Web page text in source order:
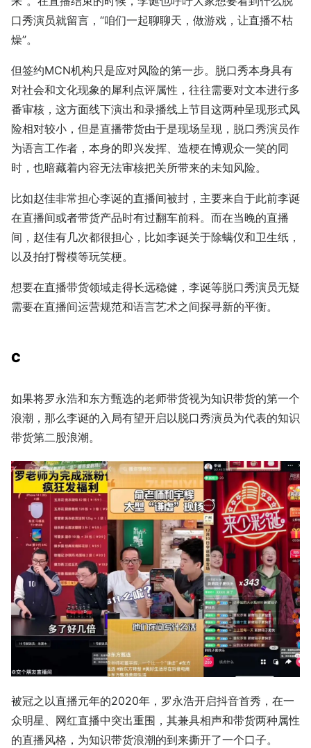
口秀演员就留言，“咱们一起聊聊天，做游戏，让直播不枯
燥”。
但签约MCN机构只是应对风险的第一步。脱口秀本身具有
对社会和文化现象的犀利点评属性，往往需要对文本进行多
番审核，这方面线下演出和录播线上节目这两种呈现形式风
险相对较小，但是直播带货由于是现场呈现，脱口秀演员作
为语言工作者，本身的即兴发挥、造梗在博观众一笑的同
时，也暗藏着内容无法审核把关所带来的未知风险。
比如赵佳非常担心李诞的直播间被封，主要来自于此前李诞
在直播间或者带货产品时有过翻车前科。而在当晚的直播
间，赵佳有几次都很担心，比如李诞关于除螨仪和卫生纸，
以及拍打臀模等玩笑梗。
想要在直播带货领域走得长远稳健，李诞等脱口秀演员无疑
需要在直播间运营规范和语言艺术之间探寻新的平衡。
C
如果将罗永浩和东方甄选的老师带货视为知识带货的第一个
浪潮，那么李诞的入局有望开启以脱口秀演员为代表的知识
带货第二股浪潮。
被冠之以直播元年的2020年，罗永浩开启抖音首秀，在一
众明星、网红直播中突出重围，其兼具相声和带货两种属性
的直播风格，为知识带货浪潮的到来撕开了一个口子。